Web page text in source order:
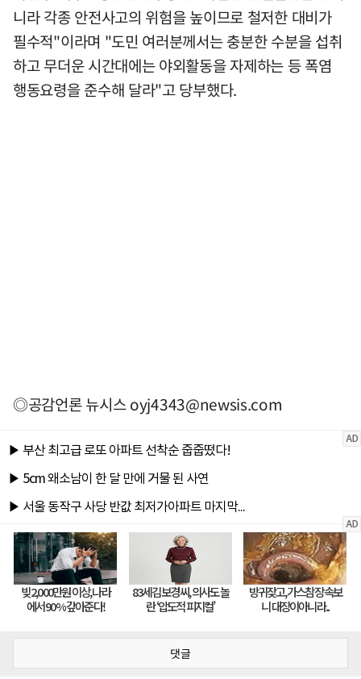
니라 각종 안전사고의 위험을 높이므로 철저한 대비가
필수적"이라며 "도민 여러분께서는 충분한 수분을 섭취
하고 무더운 시간대에는 야외활동을 자제하는 등 폭염
행동요령을 준수해 달라"고 당부했다.
◎공감언론 뉴시스oyj4343@newsis.com
댓글